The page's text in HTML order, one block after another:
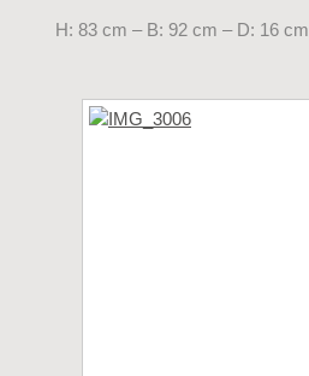
H: 83 cm – B: 92 cm – D: 16 cm